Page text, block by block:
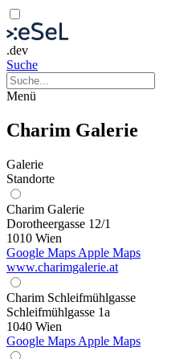
.dev
Suche
Menü
Charim Galerie
Galerie
Standorte
Charim Galerie
Dorotheergasse 12/1
1010 Wien
Google Maps Apple Maps
www.charimgalerie.at
Charim Schleifmühlgasse
Schleifmühlgasse 1a
1040 Wien
Google Maps Apple Maps